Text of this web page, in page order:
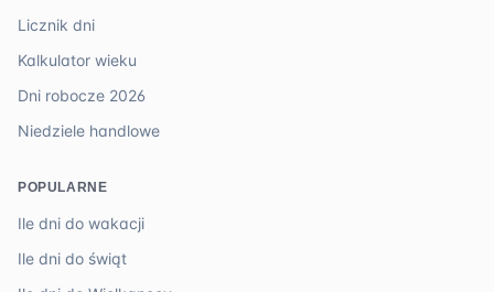
Licznik dni
Kalkulator wieku
Dni robocze 2026
Niedziele handlowe
POPULARNE
Ile dni do wakacji
Ile dni do świąt